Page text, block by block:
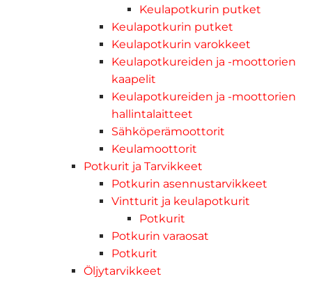
Keulapotkurin putket
Keulapotkurin putket
Keulapotkurin varokkeet
Keulapotkureiden ja -moottorien
kaapelit
Keulapotkureiden ja -moottorien
hallintalaitteet
Sähköperämoottorit
Keulamoottorit
Potkurit ja Tarvikkeet
Potkurin asennustarvikkeet
Vintturit ja keulapotkurit
Potkurit
Potkurin varaosat
Potkurit
Öljytarvikkeet